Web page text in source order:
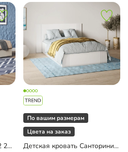
Детская кровать Чилли-2 200 с мягким изголовьем
По вашим размерам
Цвета на заказ
Детская кровать Санторини-1 1200 Лайф